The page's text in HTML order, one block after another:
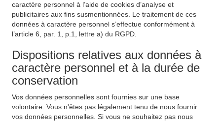
caractère personnel à l’aide de cookies d’analyse et
publicitaires aux fins susmentionnées. Le traitement de ces
données à caractère personnel s’effectue conformément à
l’article 6, par. 1, p.1, lettre a) du RGPD.
Dispositions relatives aux données à
caractère personnel et à la durée de
conservation
Vos données personnelles sont fournies sur une base
volontaire. Vous n'êtes pas légalement tenu de nous fournir
vos données personnelles. Si vous ne souhaitez pas nous